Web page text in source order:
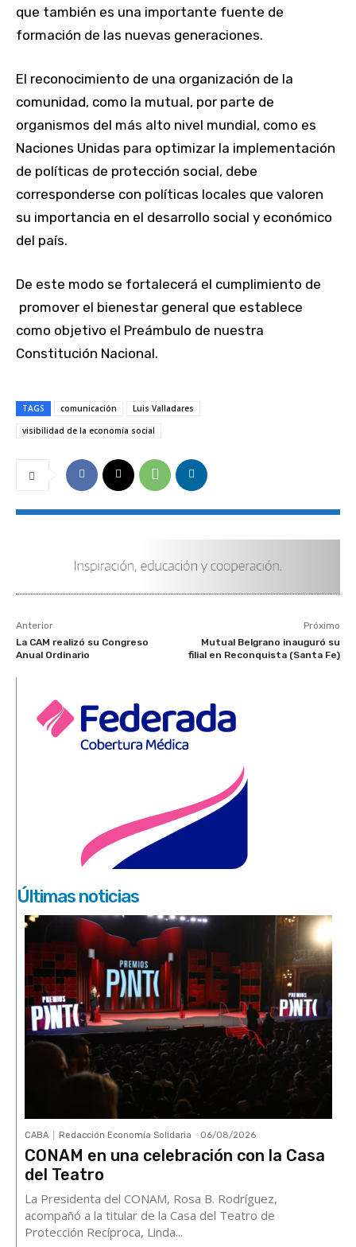
que también es una importante fuente de
formación de las nuevas generaciones.
El reconocimiento de una organización de la
comunidad, como la mutual, por parte de
organismos del más alto nivel mundial, como es
Naciones Unidas para optimizar la implementación
de políticas de protección social, debe
corresponderse con políticas locales que valoren
su importancia en el desarrollo social y económico
del país.
De este modo se fortalecerá el cumplimiento de
promover el bienestar general que establece
como objetivo el Preámbulo de nuestra
Constitución Nacional.
TAGS comunicación
Luis Valladares
visibilidad de la economía social
Anterior
La CAM realizó su Congreso
Anual Ordinario
Próximo
Mutual Belgrano inauguró su
filial en Reconquista (Santa Fe)
Últimas noticias
CABA Redacción Economía Solidaria - 06/08/2026
CONAM en una celebración con la Casa
del Teatro
La Presidenta del CONAM, Rosa B. Rodríguez,
acompañó a la titular de la Casa del Teatro de
Protección Recíproca, Linda...